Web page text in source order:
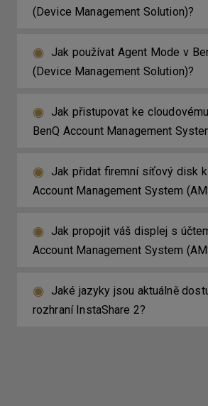
(Device Management Solution)?
Jak používat Agent Mode v
(Device Management Solution)?
Jak přistupovat ke
BenQ Account Management
Jak přidat firemní síťový disk k
Account Management System
Jak propojit váš displej s
Account Management System
Jaké jazyky jsou aktuálně
rozhraní InstaShare 2?